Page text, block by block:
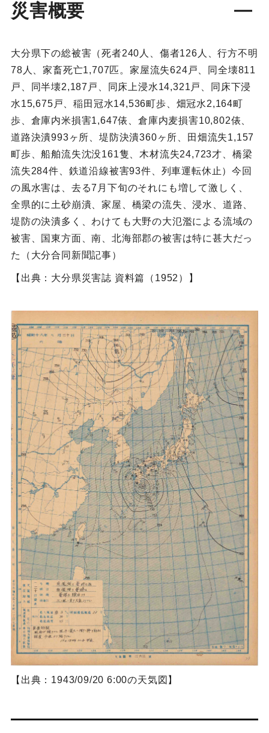
災害概要
大分県下の総被害（死者240人、傷者126人、行方不明
78人、家畜死亡1,707匹。家屋流失624戸、同全壊811
戸、同半壊2,187戸、同床上浸水14,321戸、同床下浸
水15,675戸、稲田冠水14,536町歩、畑冠水2,164町
歩、倉庫内米損害1,647俵、倉庫内麦損害10,802俵、
道路決潰993ヶ所、堤防決潰360ヶ所、田畑流失1,157
町歩、船舶流失沈没161隻、木材流失24,723才、橋梁
流失284件、鉄道沿線被害93件、列車運転休止）今回
の風水害は、去る7月下旬のそれにも増して激しく、
全県的に土砂崩潰、家屋、橋梁の流失、浸水、道路、
堤防の決潰多く、わけても大野の大氾濫による流域の
被害、国東方面、南、北海部郡の被害は特に甚大だっ
た（大分合同新聞記事）
【出典：大分県災害誌 資料篇（1952）】
【出典：1943/09/20 6:00の天気図】